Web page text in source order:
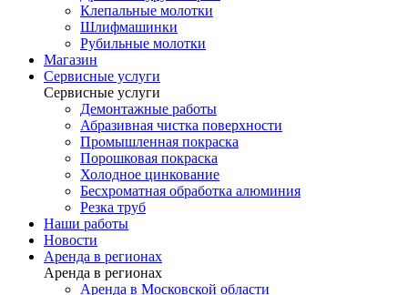
Клепальные молотки
Шлифмашинки
Рубильные молотки
Магазин
Сервисные услуги
Сервисные услуги
Демонтажные работы
Абразивная чистка поверхности
Промышленная покраска
Порошковая покраска
Холодное цинкование
Бесхроматная обработка алюминия
Резка труб
Наши работы
Новости
Аренда в регионах
Аренда в регионах
Аренда в Московской области